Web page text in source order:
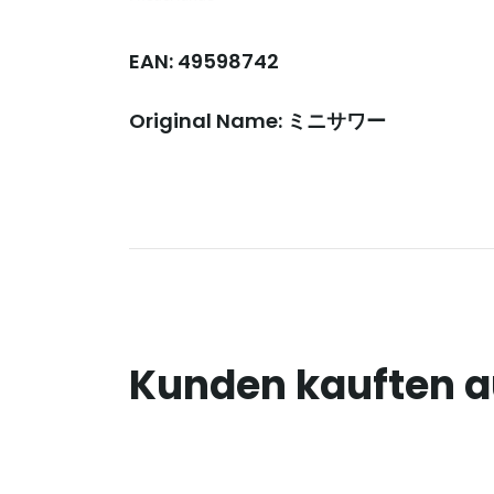
EAN: 49598742
Original Name: ミニサワー
Kunden kauften